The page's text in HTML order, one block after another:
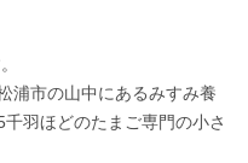
浦市の山中にあるみすみ養
羽ほどのたまご専門の小さ